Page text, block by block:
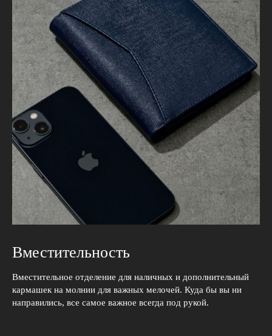
Вместительность
Вместительное отделение для наличных и дополнительный
кармашек на молнии для важных мелочей. Куда бы вы ни
направились, все самое важное всегда под рукой.